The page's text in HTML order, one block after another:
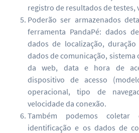
registro de resultados de testes,
Poderão ser armazenados
ferramenta PandaPé: dados
dados de localização,
dados de comunicação,
da web, data e hora de
dispositivo de acesso
operacional, tipo de
velocidade da conexão.
Também podemos
identificação e os dados de